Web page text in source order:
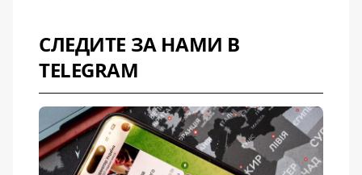
СЛЕДИТЕ ЗА НАМИ В
TELEGRAM